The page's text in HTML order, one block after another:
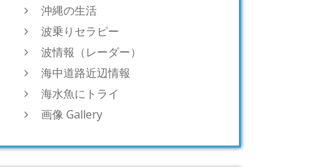
沖縄の生活
波乗りセラピー
波情報（レーダー）
海中道路近辺情報
海水魚にトライ
画像 Gallery